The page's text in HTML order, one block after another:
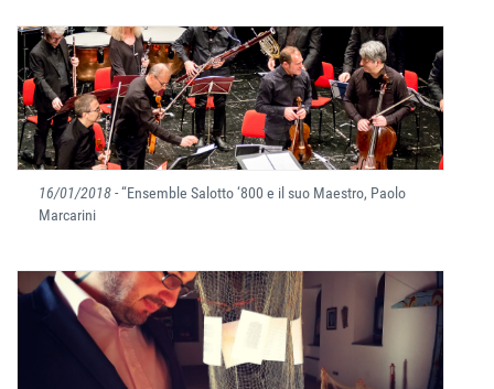
16/01/2018- “Ensemble Salotto ‘800 e il suo Maestro, Paolo
Marcarini